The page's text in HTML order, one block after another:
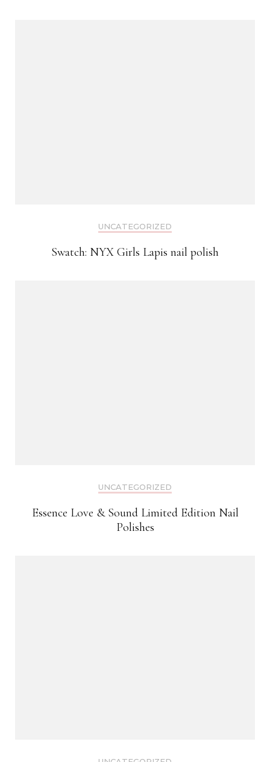
UNCATEGORIZED
Swatch: NYX Girls Lapis nail polish
UNCATEGORIZED
Essence Love & Sound Limited Edition Nail
Polishes